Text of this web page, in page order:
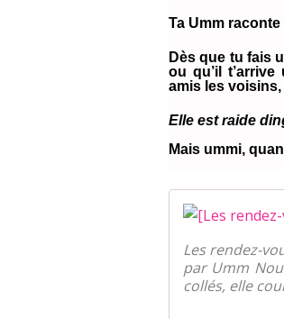
Ta Umm
Dès que tu fais
ou qu’il
amis les
Elle est raide
Mais ummi,
Les rendez-
par Umm
collés, elle